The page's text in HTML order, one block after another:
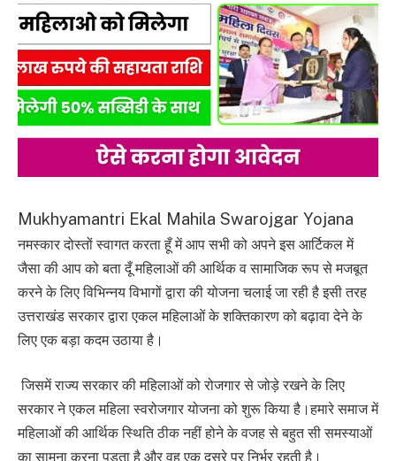
Mukhyamantri Ekal Mahila Swarojgar Yojana
नमस्कार दोस्तों स्वागत करता हूँ में आप सभी को अपने इस आर्टिकल में
जैसा की आप को बता दूँ महिलाओं की आर्थिक व सामाजिक रूप से मजबूत
करने के लिए विभिन्नय विभागों द्वारा की योजना चलाई जा रही है इसी तरह
उत्तराखंड सरकार द्वारा एकल महिलाओं के शक्तिकारण को बढ़ावा देने के
लिए एक बड़ा कदम उठाया है।
जिसमें राज्य सरकार की महिलाओं को रोजगार से जोड़े रखने के लिए
सरकार ने एकल महिला स्वरोजगार योजना को शुरू किया है।हमारे समाज में
महिलाओं की आर्थिक स्थिति ठीक नहीं होने के वजह से बहुत सी समस्याओं
का सामना करना पड़ता है और वह एक दूसरे पर निर्भर रहती है।